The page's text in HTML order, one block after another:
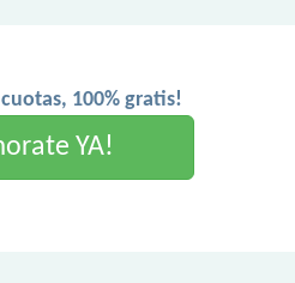
100% gratis!
YA!